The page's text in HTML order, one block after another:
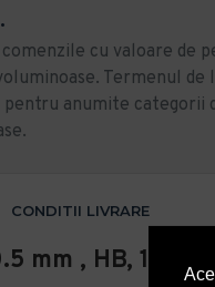
cu valoare de
Termenul de
anumite categorii
CONDITII LIVRARE
mm , HB, 12